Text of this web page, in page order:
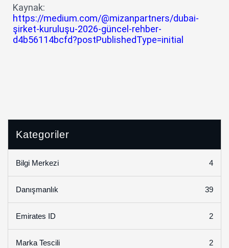
Kaynak:
https://medium.com/@mizanpartners/dubai-
şirket-kuruluşu-2026-güncel-rehber-
d4b56114bcfd?postPublishedType=initial
Kategoriler
Bilgi Merkezi 4
Danışmanlık 39
Emirates ID 2
Marka Tescili 2